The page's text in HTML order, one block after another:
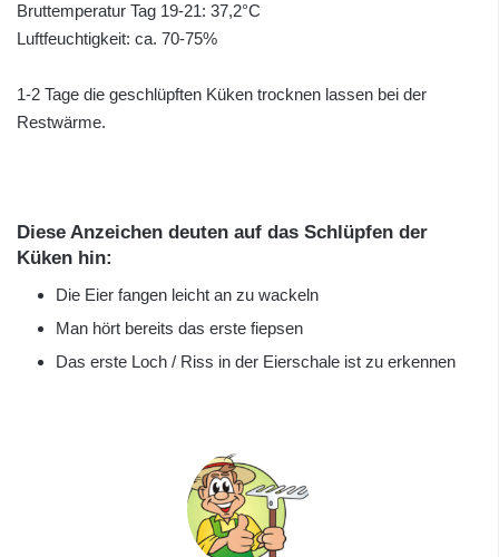
Bruttemperatur Tag 19-21: 37,2°C
Luftfeuchtigkeit: ca. 70-75%
1-2 Tage die geschlüpften Küken trocknen lassen bei der
Restwärme.
Diese Anzeichen deuten auf das Schlüpfen der
Küken hin:
Die Eier fangen leicht an zu wackeln
Man hört bereits das erste fiepsen
Das erste Loch / Riss in der Eierschale ist zu erkennen